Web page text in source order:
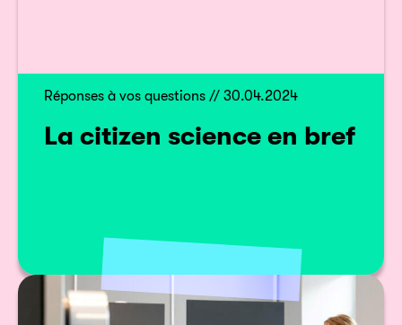
Réponses à vos questions // 30.04.2024
La citizen science en bref